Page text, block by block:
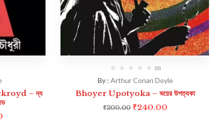
– দ্য
(0)
By : Arthur Conan Doyle
Bhoyer Upotyoka – ভয়ের উপত্যকা
₹300.00 ₹240.00